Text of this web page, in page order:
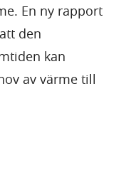
En ny rapport
den
kan
av värme till